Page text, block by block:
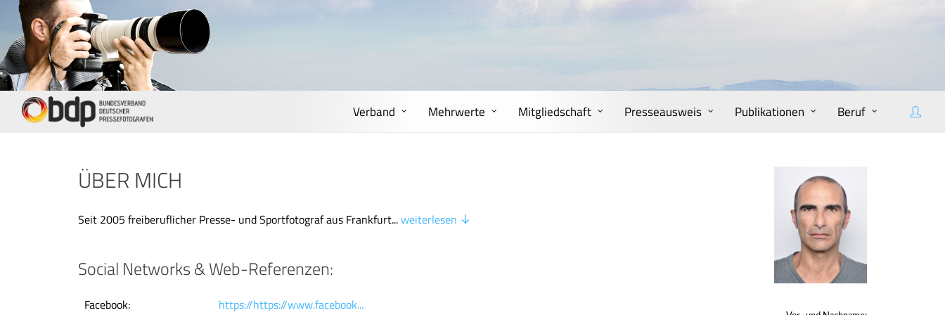
Verband Mehrwerte Mitgliedschaft Presseausweis Publikationen Beruf
ÜBER MICH
Seit 2005 freiberuflicher Presse- und Sportfotograf aus Frankfurt...weiterlesen
Social Networks & Web-Referenzen:
Facebook:
https://https://www.facebook...